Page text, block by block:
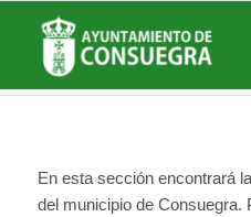
Listado de la
Usted está aquí: Inicio / Noticias
Noticias-Actualidad
En esta sección encontrará
del municipio de Consuegra.